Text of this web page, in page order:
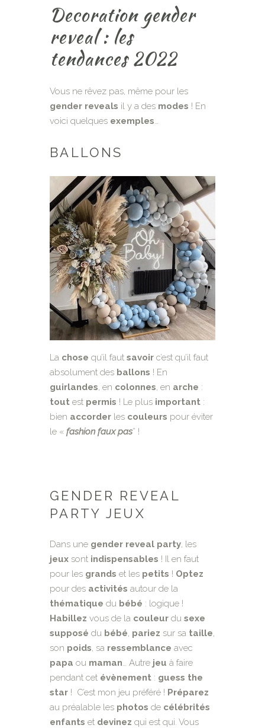
Decoration gender
reveal : les
tendances 2022
Vous ne rêvez pas, même pour les
gender reveals il y a des modes ! En
voici quelques exemples…
BALLONS
La chose qu’il faut savoir c’est qu’il faut
absolument des ballons ! En
guirlandes , en colonnes , en arche :
tout est permis ! Le plus important :
bien accorder les couleurs pour éviter
le « fashion faux pas” !
GENDER REVEAL
PARTY JEUX
Dans une gender reveal party , les
jeux sont indispensables ! Il en faut
pour les grands et les petits ! Optez
pour des activités autour de la
thématique du bébé : logique !
Habillez vous de la couleur du sexe
supposé du bébé pariez sur sa taille
son poids , sa ressemblance avec
papa ou maman … Autre jeu à faire
pendant cet évènement : guess the
star ! C’est mon jeu préféré ! Préparez
au préalable les photos de célébrités
enfants et devinez qui est qui. Vous